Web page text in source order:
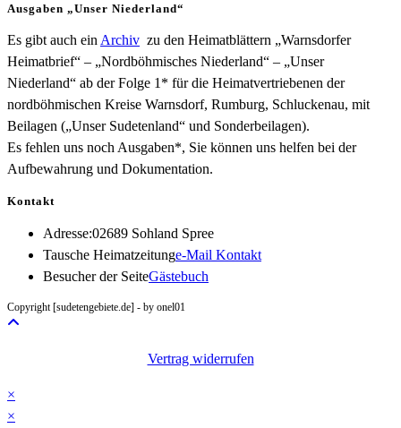
Ausgaben „Unser Niederland“
Es gibt auch ein Archiv zu den Heimatblättern „Warnsdorfer
Heimatbrief“ – „Nordböhmisches Niederland“ – „Unser
Niederland“ ab der Folge 1* für die Heimatvertriebenen der
nordböhmischen Kreise Warnsdorf, Rumburg, Schluckenau, mit
Beilagen („Unser Sudetenland“ und Sonderbeilagen).
Es fehlen uns noch Ausgaben*, Sie können uns helfen bei der
Aufbewahrung und Dokumentation.
Kontakt
Adresse:02689 Sohland Spree
Tausche Heimatzeitunge-Mail KontaktOpens
Besucher der SeiteGästebuch
Copyright [sudetengebiete.de] - by onel01
Vertrag widerrufen
×
×